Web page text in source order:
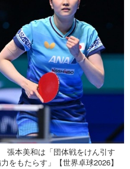
ファッション
写真
政治
張本美和は「団体戦をけん引す
をもたらす」【世界卓球2026】